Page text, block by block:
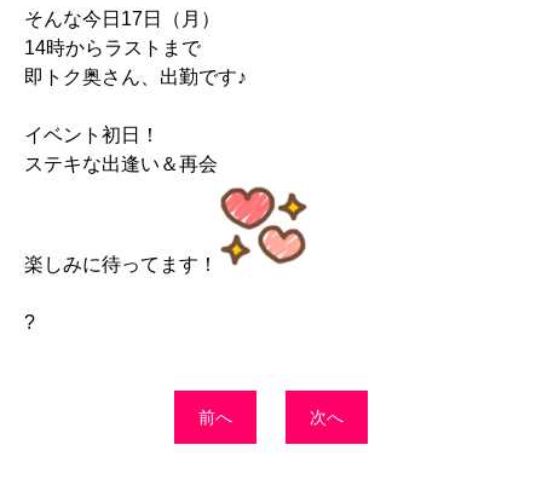
そんな今日17日（月）
14時からラストまで
即トク奥さん、出勤です♪
イベント初日！
ステキな出逢い＆再会
楽しみに待ってます！
?
前へ 次へ